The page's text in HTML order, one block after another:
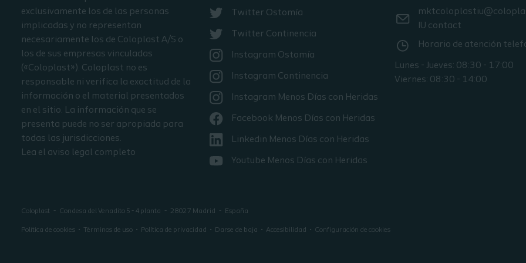
exclusivamente los de las personas
implicadas y no representan
necesariamente los de Coloplast A/S o
los de sus empresas vinculadas
(«Coloplast»). Coloplast no es
responsable ni verifica la exactitud de la
información o el material presentados
en el sitio. La información que se
presenta puede no ser apropiada para
todas las jurisdicciones.
Lea el aviso legal completo
Twitter Ostomía
Twitter Continencia
Instagram Ostomía
Instagram Continencia
Instagram Menos Días con Heridas
Facebook Menos Días con Heridas
Linkedin Menos Días con Heridas
Youtube Menos Días con Heridas
IU contact
Horario de atención
Lunes - Jueves: 08:30 - 17:00
Viernes: 08:30 - 14:00
Coloplast Condesa del Venadito 5 - 4 planta 28027 Madrid España
Política de cookies Términos de uso Política de privacidad Darse de baja Accesibilidad Configuración de cookies